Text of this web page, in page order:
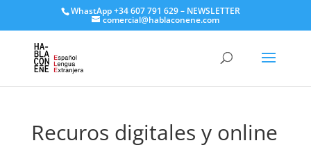
WhastApp+34 607 791 629– NEWSLETTER
comercial@hablaconene.com
Recuros digitales y online